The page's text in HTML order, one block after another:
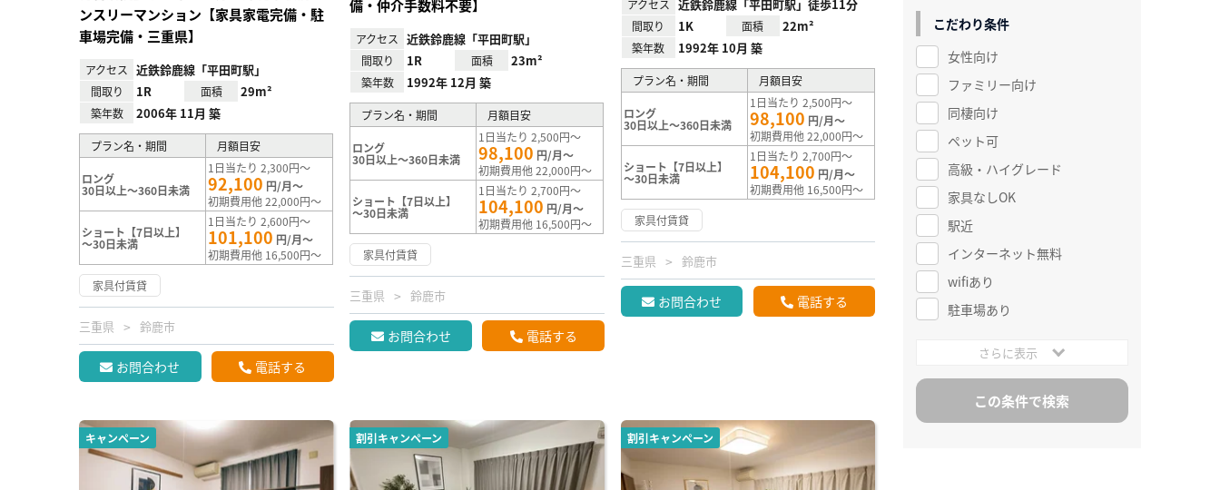
ンスリーマンション【家具家電完備・駐
車場完備・三重県】
アクセス 近鉄鈴鹿線「平田町駅」
間取り 1R 面積 29m²
築年数 2006年 11月 築
プラン名・期間 月額目安
ロング
30日以上～360日未満
1日当たり 2,300円～
92,100 円/月～
初期費用他 22,000円～
ショート【7日以上】
～30日未満
1日当たり 2,600円～
101,100 円/月～
初期費用他 16,500円～
家具付賃貸
三重県 鈴鹿市
お問合わせ 電話する
備・仲介手数料不要】
アクセス 近鉄鈴鹿線「平田町駅」
間取り 1R 面積 23m²
築年数 1992年 12月 築
プラン名・期間 月額目安
ロング
30日以上～360日未満
1日当たり 2,500円～
98,100 円/月～
初期費用他 22,000円～
ショート【7日以上】
～30日未満
1日当たり 2,700円～
104,100 円/月～
初期費用他 16,500円～
家具付賃貸
三重県 鈴鹿市
お問合わせ 電話する
アクセス 近鉄鈴鹿線「平田町駅」徒歩11分
間取り 1K 面積 22m²
築年数 1992年 10月 築
プラン名・期間 月額目安
ロング
30日以上～360日未満
1日当たり 2,500円～
98,100 円/月～
初期費用他 22,000円～
ショート【7日以上】
～30日未満
1日当たり 2,700円～
104,100 円/月～
初期費用他 16,500円～
家具付賃貸
三重県 鈴鹿市
お問合わせ 電話する
キャンペーン 割引キャンペーン 割引キャンペーン
こだわり条件
女性向け
ファミリー向け
同棲向け
ペット可
高級・ハイグレード
家具なしOK
駅近
インターネット無料
wifiあり
駐車場あり
さらに表示